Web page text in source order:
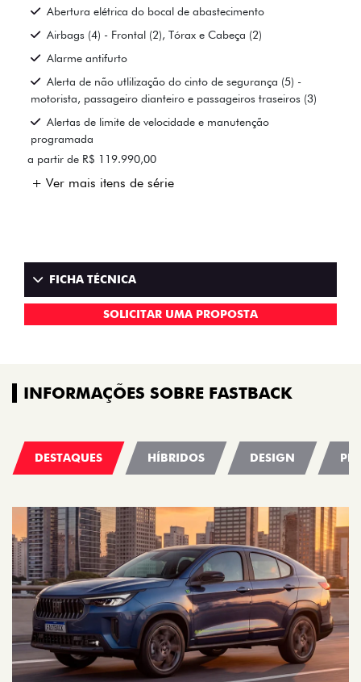
Abertura elétrica do bocal de abastecimento
Airbags (4) - Frontal (2), Tórax e Cabeça (2)
Alarme antifurto
Alerta de não utlilização do cinto de segurança (5) -
motorista, passageiro dianteiro e passageiros traseiros (3)
Alertas de limite de velocidade e manutenção
programada
a partir de R$ 119.990,00
+ Ver mais itens de série
FICHA TÉCNICA
SOLICITAR UMA PROPOSTA
INFORMAÇÕES SOBRE FASTBACK
DESTAQUES HÍBRIDOS DESIGN